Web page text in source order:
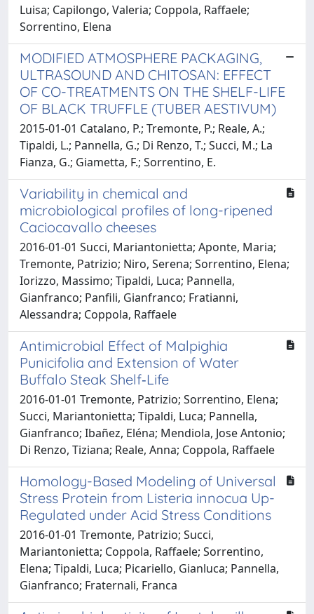
Luisa; Capilongo, Valeria; Coppola, Raffaele;
Sorrentino, Elena
MODIFIED ATMOSPHERE PACKAGING,
ULTRASOUND AND CHITOSAN: EFFECT
OF CO-TREATMENTS ON THE SHELF-LIFE
OF BLACK TRUFFLE (TUBER AESTIVUM)
2015-01-01 Catalano, P.; Tremonte, P.; Reale, A.;
Tipaldi, L.; Pannella, G.; Di Renzo, T.; Succi, M.; La
Fianza, G.; Giametta, F.; Sorrentino, E.
Variability in chemical and
microbiological profiles of long-ripened
Caciocavallo cheeses
2016-01-01 Succi, Mariantonietta; Aponte, Maria;
Tremonte, Patrizio; Niro, Serena; Sorrentino, Elena;
Iorizzo, Massimo; Tipaldi, Luca; Pannella,
Gianfranco; Panfili, Gianfranco; Fratianni,
Alessandra; Coppola, Raffaele
Antimicrobial Effect of Malpighia
Punicifolia and Extension of Water
Buffalo Steak Shelf‐Life
2016-01-01 Tremonte, Patrizio; Sorrentino, Elena;
Succi, Mariantonietta; Tipaldi, Luca; Pannella,
Gianfranco; Ibañez, Eléna; Mendiola, Jose Antonio;
Di Renzo, Tiziana; Reale, Anna; Coppola, Raffaele
Homology-Based Modeling of Universal
Stress Protein from Listeria innocua Up-
Regulated under Acid Stress Conditions
2016-01-01 Tremonte, Patrizio; Succi,
Mariantonietta; Coppola, Raffaele; Sorrentino,
Elena; Tipaldi, Luca; Picariello, Gianluca; Pannella,
Gianfranco; Fraternali, Franca